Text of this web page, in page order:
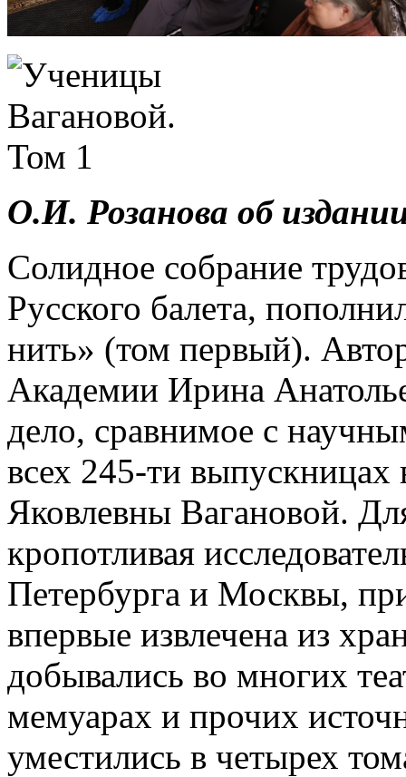
О.И. Розанова об
Солидное собрание
Русского балета,
нить» (том первый).
Академии Ирина
дело, сравнимое с
всех 245-ти выпускницах
Яковлевны Вагановой.
кропотливая
Петербурга и Москвы,
впервые извлечена из
добывались во многих
мемуарах и прочих
уместились в четырех